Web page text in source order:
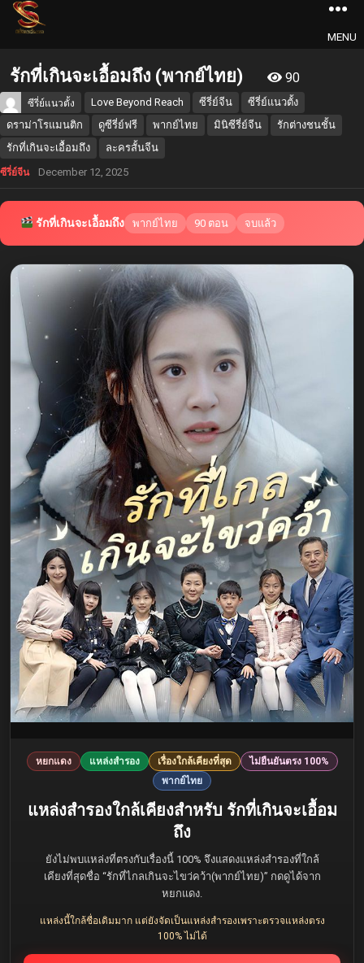
MENU
รักที่เกินจะเอื้อมถึง (พากย์ไทย) 90
ซีรี่ย์แนวตั้ง Love Beyond Reach ซีรี่ย์จีน
ซีรี่ย์แนวตั้ง
ดราม่าโรแมนติก
ดูซีรี่ย์ฟรี พากย์ไทย มินิซีรี่ย์จีน
รักต่างชนชั้น
รักที่เกินจะเอื้อมถึง
ละครสั้นจีน
ซีรี่ย์จีน December 12, 2025
รักที่เกินจะเอื้อมถึง พากย์ไทย 90 ตอน จบแล้ว
หยกแดง แหล่งสำรอง เรื่องใกล้เคียงที่สุด
ไม่ยืนยันตรง 100%
พากย์ไทย
แหล่งสำรองใกล้เคียงสำหรับ รักที่เกินจะเอื้อม
ถึง
ยังไม่พบแหล่งที่ตรงกับเรื่องนี้ 100% จึงแสดงแหล่งสำรองที่ใกล้
เคียงที่สุดชื่อ “รักที่ไกลเกินจะไขว่คว้า(พากย์ไทย)” กดดูได้จาก
หยกแดง.
แหล่งนี้ใกล้ชื่อเดิมมาก แต่ยังจัดเป็นแหล่งสำรองเพราะตรวจแหล่งตรง
100% ไม่ได้